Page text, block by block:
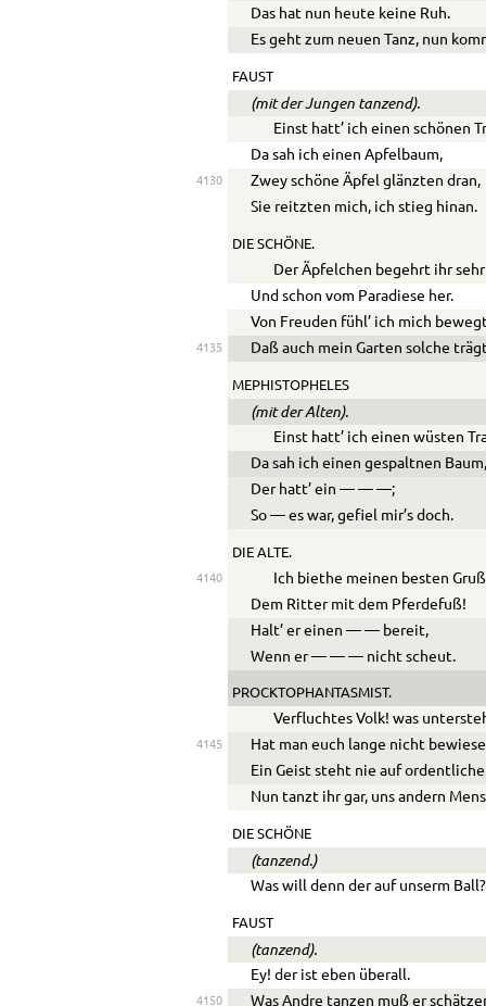
Das hat nun heute keine Ruh.
Es geht zum neuen Tanz, nun
FAUST
(mit der Jungen tanzend).
Einst hatt’ ich einen schönen
Da sah ich einen Apfelbaum,
4130
Zwey schöne Äpfel glänzten dran,
Sie reitzten mich, ich stieg hinan.
DIE SCHÖNE.
Der Äpfelchen begehrt ihr sehr
Und schon vom Paradiese her.
Von Freuden fühl’ ich mich
4135 Daß auch mein Garten solche
MEPHISTOPHELES
(mit der Alten).
Einst hatt’ ich einen wüsten
Da sah ich einen gespaltnen
Der hatt’ ein— — —;
So— es war, gefiel mir’s doch.
DIE ALTE.
4140
Ich biethe meinen besten Gruß
Dem Ritter mit dem Pferdefuß!
Halt’ er einen— — bereit,
Wenn er— — — nicht scheut.
PROCKTOPHANTASMIST.
Verfluchtes Volk! was
4145
Hat man euch lange nicht
Ein Geist steht nie auf
Nun tanzt ihr gar, uns andern
DIE SCHÖNE
(tanzend.)
Was will denn der auf unserm Ball?
FAUST
(tanzend).
Ey! der ist eben überall.
4150 Was Andre tanzen muß er